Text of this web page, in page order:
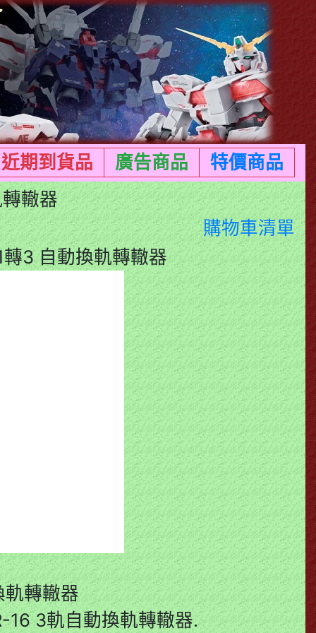
近期到貨品 廣告商品
特價商品
轍器
購物車清單
3 自動換軌轉轍器
軌轉轍器
16 3軌自動換軌轉轍器.